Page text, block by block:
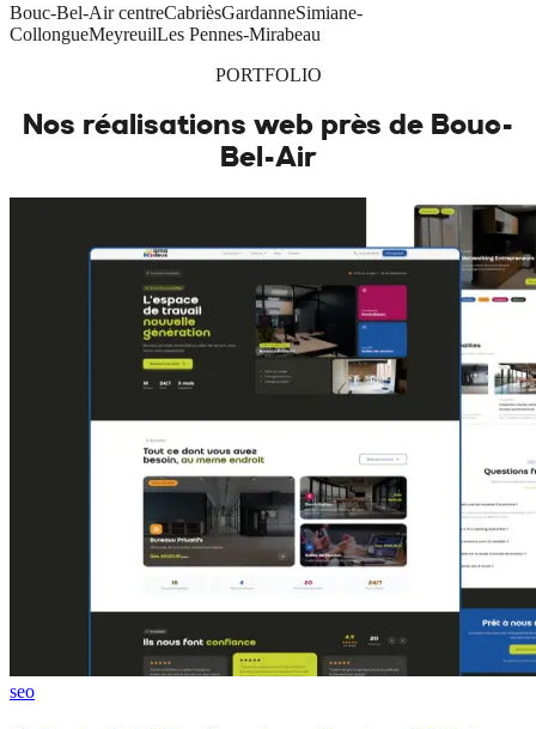
Bouc-Bel-Air centreCabrièsGardanneSimiane-
CollongueMeyreuilLes Pennes-Mirabeau
PORTFOLIO
Nos réalisations web près de Bouc-
Bel-Air
seo